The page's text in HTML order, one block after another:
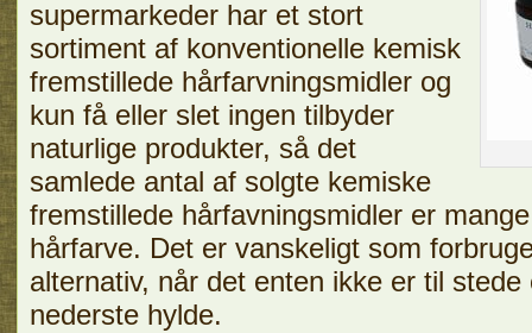
supermarkeder har et stort
sortiment af konventionelle kemisk
fremstillede hårfarvningsmidler og
kun få eller slet ingen tilbyder
naturlige produkter, så det
samlede antal af solgte kemiske
fremstillede hårfavningsmidler er
hårfarve. Det er vanskeligt som
alternativ, når det enten ikke er til
nederste hylde.